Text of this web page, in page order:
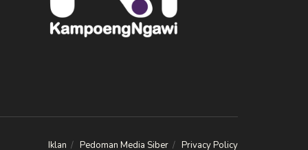
Iklan Pedoman Media Siber Privacy Policy